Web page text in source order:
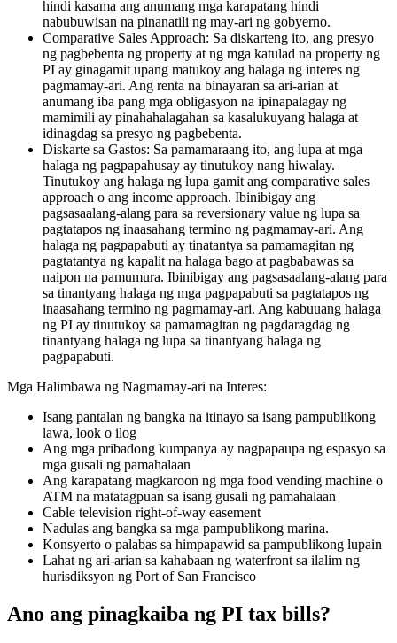
hindi kasama ang anumang mga karapatang hindi
nabubuwisan na pinanatili ng may-ari ng gobyerno.
Comparative Sales Approach: Sa diskarteng ito, ang presyo
ng pagbebenta ng property at ng mga katulad na property ng
PI ay ginagamit upang matukoy ang halaga ng interes ng
pagmamay-ari. Ang renta na binayaran sa ari-arian at
anumang iba pang mga obligasyon na ipinapalagay ng
mamimili ay pinahahalagahan sa kasalukuyang halaga at
idinagdag sa presyo ng pagbebenta.
Diskarte sa Gastos: Sa pamamaraang ito, ang lupa at mga
halaga ng pagpapahusay ay tinutukoy nang hiwalay.
Tinutukoy ang halaga ng lupa gamit ang comparative sales
approach o ang income approach. Ibinibigay ang
pagsasaalang-alang para sa reversionary value ng lupa sa
pagtatapos ng inaasahang termino ng pagmamay-ari. Ang
halaga ng pagpapabuti ay tinatantya sa pamamagitan ng
pagtatantya ng kapalit na halaga bago at pagbabawas sa
naipon na pamumura. Ibinibigay ang pagsasaalang-alang para
sa tinantyang halaga ng mga pagpapabuti sa pagtatapos ng
inaasahang termino ng pagmamay-ari. Ang kabuuang halaga
ng PI ay tinutukoy sa pamamagitan ng pagdaragdag ng
tinantyang halaga ng lupa sa tinantyang halaga ng
pagpapabuti.
Mga Halimbawa ng Nagmamay-ari na Interes:
Isang pantalan ng bangka na itinayo sa isang pampublikong
lawa, look o ilog
Ang mga pribadong kumpanya ay nagpapaupa ng espasyo sa
mga gusali ng pamahalaan
Ang karapatang magkaroon ng mga food vending machine o
ATM na matatagpuan sa isang gusali ng pamahalaan
Cable television right-of-way easement
Nadulas ang bangka sa mga pampublikong marina.
Konsyerto o palabas sa himpapawid sa pampublikong lupain
Lahat ng ari-arian sa kahabaan ng waterfront sa ilalim ng
hurisdiksyon ng Port of San Francisco
Ano ang pinagkaiba ng PI tax bills?